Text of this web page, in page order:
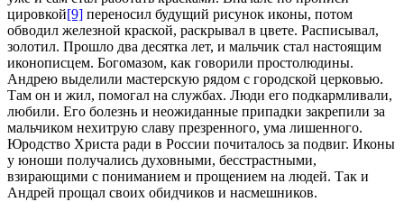
цировкой[9] переносил будущий рисунок иконы, потом
обводил железной краской, раскрывал в цвете. Расписывал,
золотил. Прошло два десятка лет, и мальчик стал настоящим
иконописцем. Богомазом, как говорили простолюдины.
Андрею выделили мастерскую рядом с городской церковью.
Там он и жил, помогал на службах. Люди его подкармливали,
любили. Его болезнь и неожиданные припадки закрепили за
мальчиком нехитрую славу презренного, ума лишенного.
Юродство Христа ради в России почиталось за подвиг. Иконы
у юноши получались духовными, бесстрастными,
взирающими с пониманием и прощением на людей. Так и
Андрей прощал своих обидчиков и насмешников.